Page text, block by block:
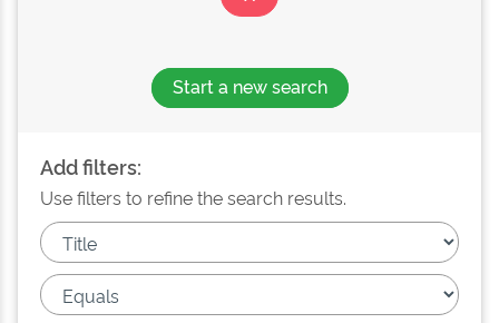
Start a new search
Add filters:
Use filters to refine the search results.